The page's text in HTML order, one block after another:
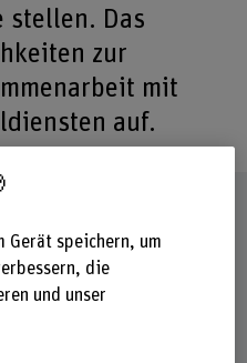
stellen. Das
zur
mit
auf.
Gerät speichern, um
die
und unser